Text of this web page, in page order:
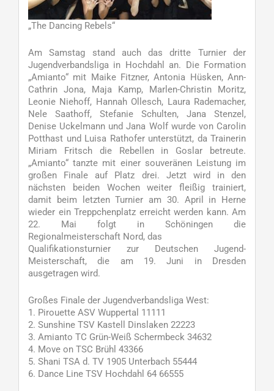
„The Dancing Rebels“
Am Samstag stand auch das dritte Turnier der
Jugendverbandsliga in Hochdahl an. Die Formation
„Amianto“ mit Maike Fitzner, Antonia Hüsken, Ann-
Cathrin Jona, Maja Kamp, Marlen-Christin Moritz,
Leonie Niehoff, Hannah Ollesch, Laura Rademacher,
Nele Saathoff, Stefanie Schulten, Jana Stenzel,
Denise Uckelmann und Jana Wolf wurde von Carolin
Potthast und Luisa Rathofer unterstützt, da Trainerin
Miriam Fritsch die Rebellen in Goslar betreute.
„Amianto“ tanzte mit einer souveränen Leistung im
großen Finale auf Platz drei. Jetzt wird in den
nächsten beiden Wochen weiter fleißig trainiert,
damit beim letzten Turnier am 30. April in Herne
wieder ein Treppchenplatz erreicht werden kann. Am
22. Mai folgt in Schöningen die
Regionalmeisterschaft Nord, das
Qualifikationsturnier zur Deutschen Jugend-
Meisterschaft, die am 19. Juni in Dresden
ausgetragen wird.
Großes Finale der Jugendverbandsliga West:
1. Pirouette ASV Wuppertal 11111
2. Sunshine TSV Kastell Dinslaken 22223
3. Amianto TC Grün-Weiß Schermbeck 34632
4. Move on TSC Brühl 43366
5. Shani TSA d. TV 1905 Unterbach 55444
6. Dance Line TSV Hochdahl 64 66555